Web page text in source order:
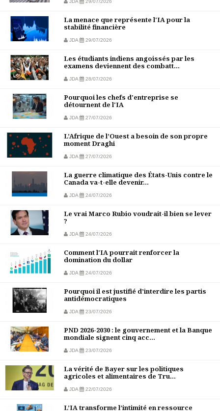
La menace que représente l'IA pour la
stabilité financière
JDA 29/07/2026
Les étudiants indiens angoissés par les
examens deviennent des combatt...
JDA 28/07/2026
Pourquoi les chefs d'entreprise se
détournent de l'IA
JDA 27/07/2026
L’Afrique de l’Ouest a besoin de son propre
moment Draghi
JDA 27/07/2026
La guerre climatique des États-Unis contre le
Canada va-t-elle devenir...
JDA 24/07/2026
Le vrai Marco Rubio voudrait-il bien se lever
?
JDA 24/07/2026
Comment l'IA pourrait renforcer la
domination du dollar
JDA 24/07/2026
Pourquoi il est justifié d’interdire les partis
antidémocratiques
JDA 23/07/2026
PND 2026-2030 : le gouvernement et la Banque
mondiale signent cinq acc...
JDA 23/07/2026
La vérité de Bayer sur les politiques
agricoles et alimentaires de Tru...
JDA 22/07/2026
L’IA transforme l’intimité en ressource